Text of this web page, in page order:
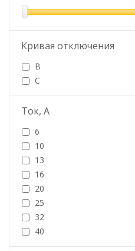
Кривая отключения
B
C
Ток, А
6
10
13
16
20
25
32
40